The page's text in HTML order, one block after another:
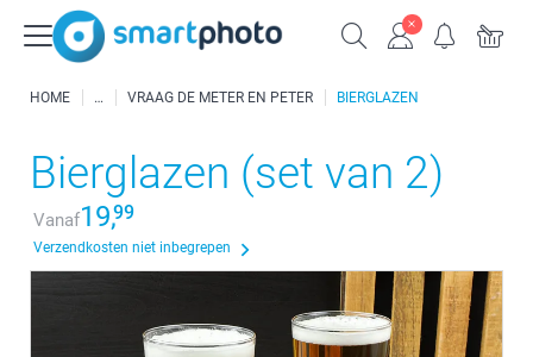
HOME VRAAG DE METER EN PETER BIERGLAZEN
Bierglazen (set van 2)
Vanaf19,99
Verzendkosten niet inbegrepen